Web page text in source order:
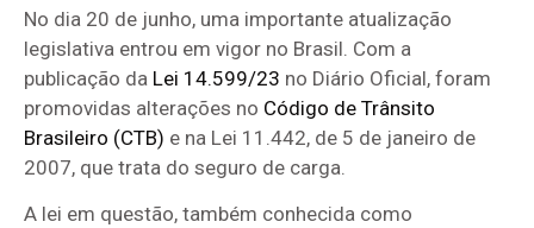
No dia 20 de junho, uma importante atualização
legislativa entrou em vigor no Brasil. Com a
publicação da Lei 14.599/23 no Diário Oficial, foram
promovidas alterações no Código de Trânsito
Brasileiro (CTB) e na Lei 11.442, de 5 de janeiro de
2007, que trata do seguro de carga.
A lei em questão, também conhecida como